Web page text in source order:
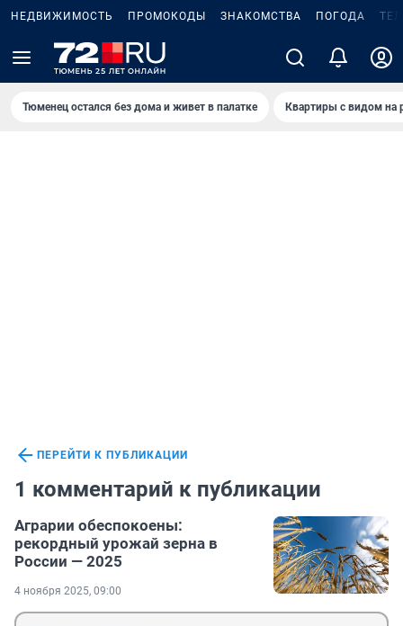
НЕДВИЖИМОСТЬ ПРОМОКОДЫ ЗНАКОМСТВА ПОГОДА
Тюменец остался без дома и живет в палатке Квартиры с видом на
ПЕРЕЙТИ К ПУБЛИКАЦИИ
1 комментарий к публикации
Аграрии обеспокоены:
рекордный урожай зерна в
России — 2025
4 ноября 2025, 09:00